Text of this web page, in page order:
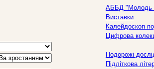
АББД "Молодь
Виставки
Калейдоскоп
Цифрова
Подорожі
Підліткова